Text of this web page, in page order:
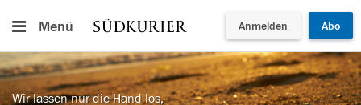
Menü Anmelden Abo
Wir lassen nur die Hand los,